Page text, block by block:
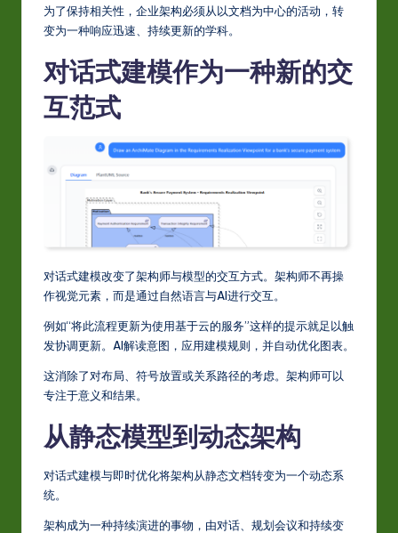
L
in
A
&
o
ft
w
为了保持相关性，企业架构必须从以文档为中心的活动，转
变为一种响应迅速、持续更新的学科。
对话式建模作为一种新的交
互范式
对话式建模改变了架构师与模型的交互方式。架构师不再操
作视觉元素，而是通过自然语言与AI进行交互。
例如“将此流程更新为使用基于云的服务”这样的提示就足以触
发协调更新。AI解读意图，应用建模规则，并自动优化图表。
这消除了对布局、符号放置或关系路径的考虑。架构师可以
专注于意义和结果。
从静态模型到动态架构
对话式建模与即时优化将架构从静态文档转变为一个动态系
统。
架构成为一种持续演进的事物，由对话、规划会议和持续变